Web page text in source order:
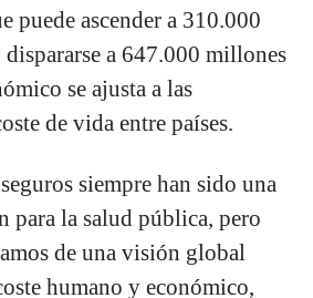
puede ascender a 310.000
dispararse a 647.000 millones
se ajusta a las
de vida entre países.
siempre han sido una
para la salud pública, pero
de una visión global
humano y económico,